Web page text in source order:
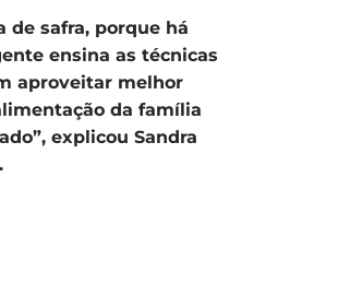
de safra, porque há
ensina as técnicas
aproveitar melhor
da família
explicou Sandra